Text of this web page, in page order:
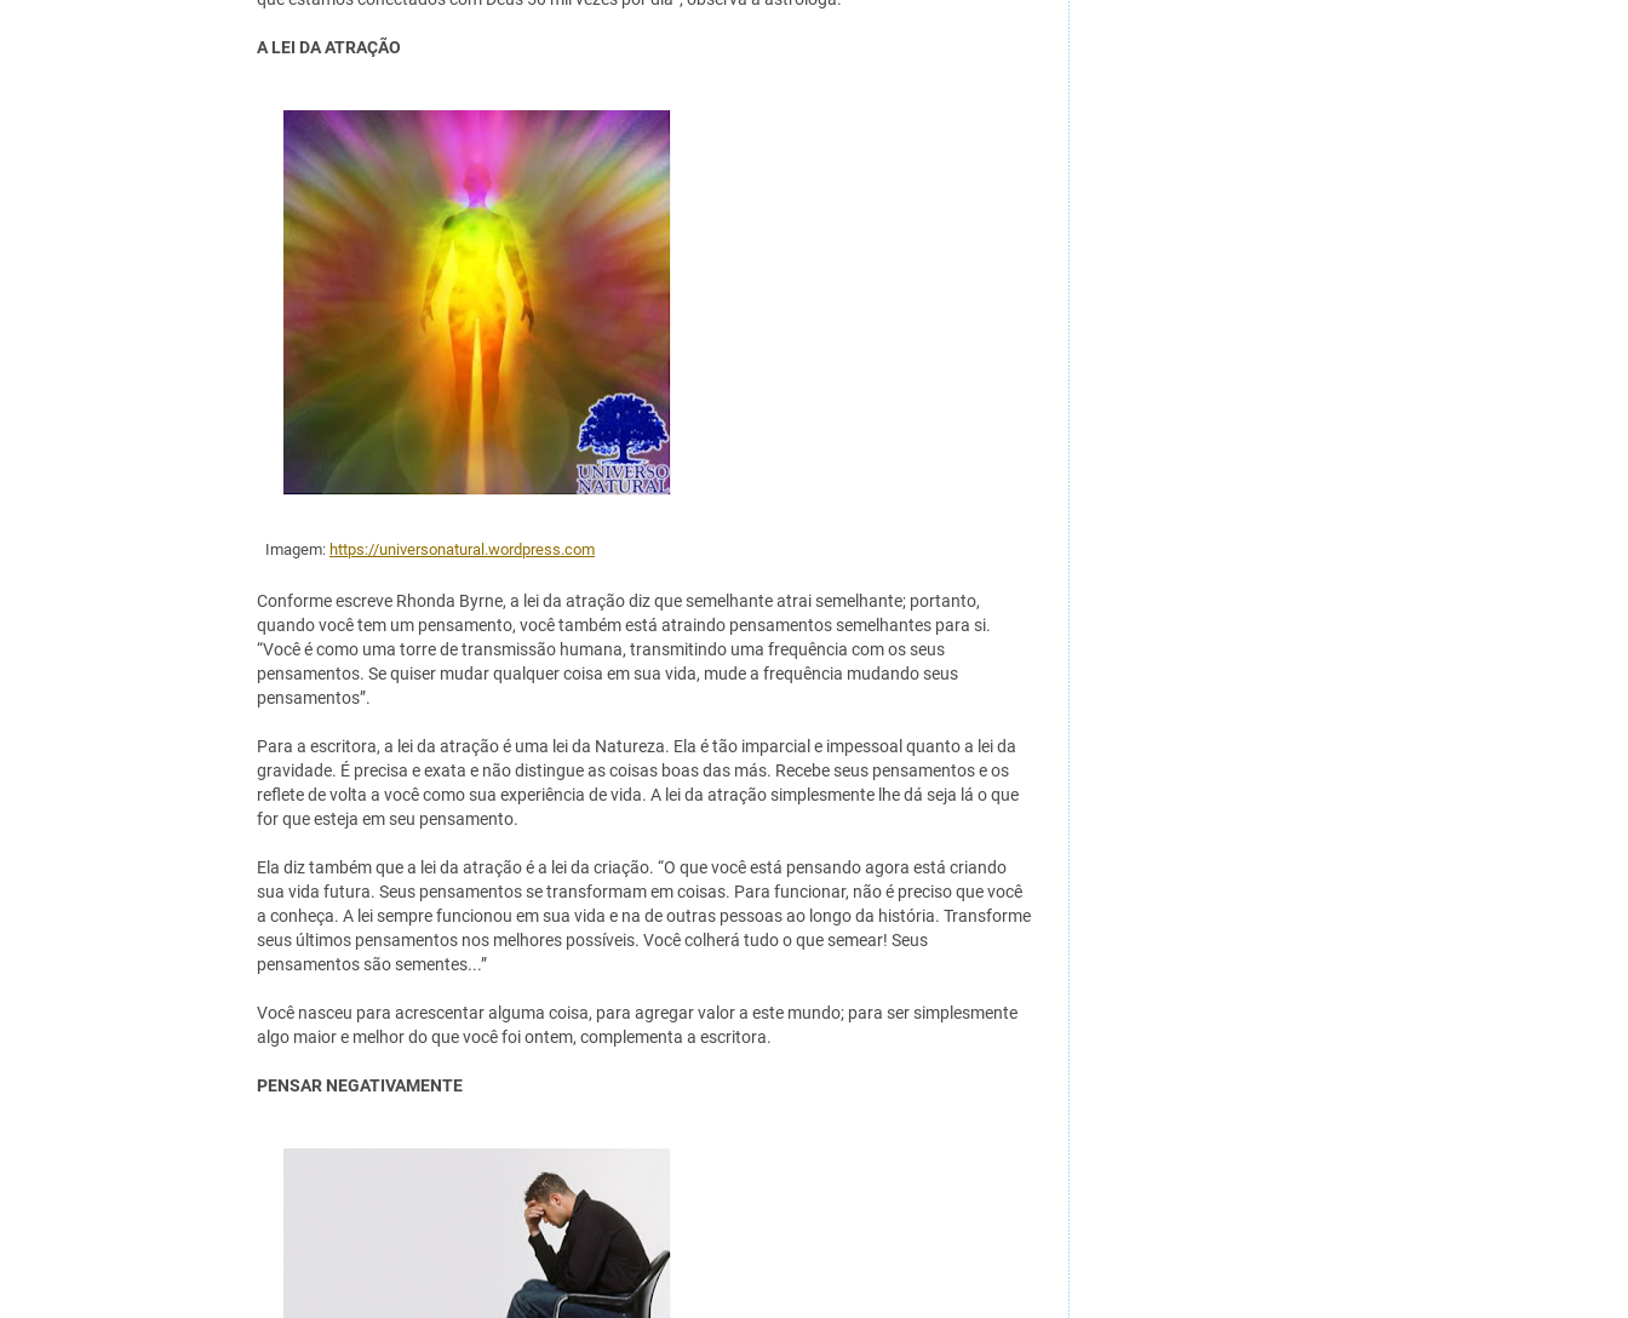
A LEI DA ATRAÇÃO
Imagem: https://universonatural.wordpress.com
Conforme escreve Rhonda Byrne, a lei da atração diz que semelhante atrai semelhante; portanto,
quando você tem um pensamento, você também está atraindo pensamentos semelhantes para si.
“Você é como uma torre de transmissão humana, transmitindo uma frequência com os seus
pensamentos. Se quiser mudar qualquer coisa em sua vida, mude a frequência mudando seus
pensamentos”.
Para a escritora, a lei da atração é uma lei da Natureza. Ela é tão imparcial e impessoal quanto a lei da
gravidade. É precisa e exata e não distingue as coisas boas das más. Recebe seus pensamentos e os
reflete de volta a você como sua experiência de vida. A lei da atração simplesmente lhe dá seja lá o que
for que esteja em seu pensamento.
Ela diz também que a lei da atração é a lei da criação. “O que você está pensando agora está criando
sua vida futura. Seus pensamentos se transformam em coisas. Para funcionar, não é preciso que você
a conheça. A lei sempre funcionou em sua vida e na de outras pessoas ao longo da história. Transforme
seus últimos pensamentos nos melhores possíveis. Você colherá tudo o que semear! Seus
pensamentos são sementes...”
Você nasceu para acrescentar alguma coisa, para agregar valor a este mundo; para ser simplesmente
algo maior e melhor do que você foi ontem, complementa a escritora.
PENSAR NEGATIVAMENTE